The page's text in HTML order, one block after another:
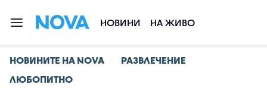
НОВИНИ НА ЖИВО
НОВИНИТЕ НА NOVA
РАЗВЛЕЧЕНИЕ
ЛЮБОПИТНО